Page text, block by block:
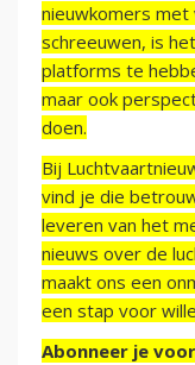
nieuwkomers met
schreeuwen, is
platforms te
maar ook
doen.
Bij
vind je die
leveren van het
nieuws over de
maakt ons een
een stap voor
Abonneer je